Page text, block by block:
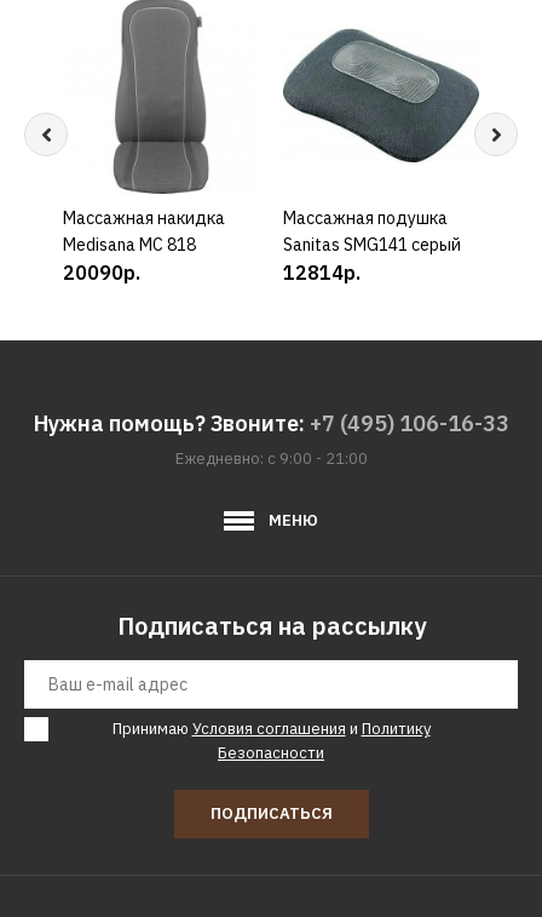
КУПИТЬ
Массажная накидка
Medisana MC 818
20090р.
КУПИТЬ
Массажная подушка
Sanitas SMG141 серый
12814р.
Нужна помощь? Звоните: +7 (495) 106-16-33
Ежедневно: с 9:00 - 21:00
МЕНЮ
Подписаться на рассылку
Принимаю Условия соглашения и Политику
Безопасности
ПОДПИСАТЬСЯ